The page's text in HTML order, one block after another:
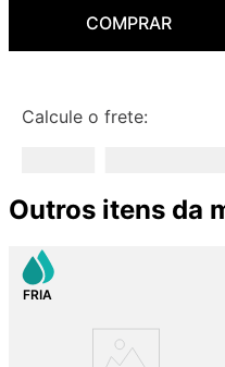
COMPRAR
Calcule o frete:
Outros itens da